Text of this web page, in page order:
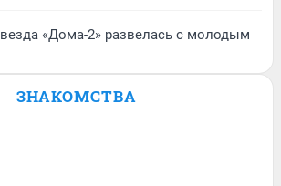
«Дома-2» развелась с молодым
ЗНАКОМСТВА